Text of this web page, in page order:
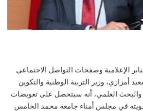
الإعلامية وصفحات التواصل الاجتماعي
أمزازي، وزير التربية الوطنية والتكوين
والبحث العلمي، أنه سيتحصل على تعويضات
في مجلس أمناء جامعة محمد الخامس